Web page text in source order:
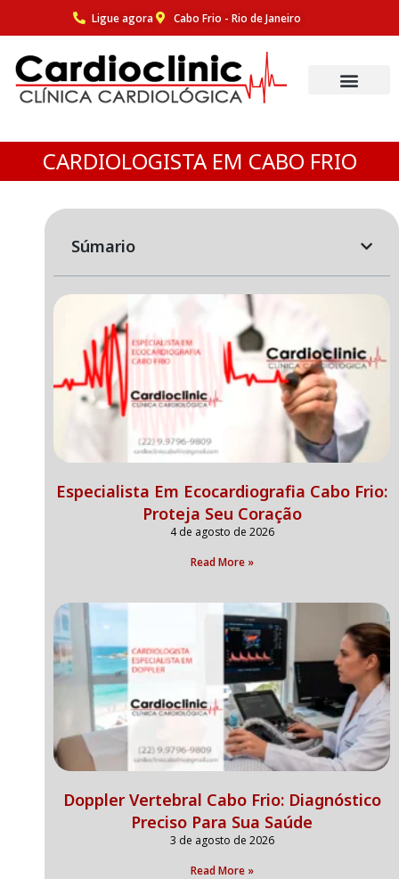
para
o
Ligue agora Cabo Frio - Rio de Janeiro
CARDIOLOGISTA EM CABO FRIO
Súmario
Especialista Em Ecocardiografia Cabo Frio:
Proteja Seu Coração
4 de agosto de 2026
Read More »
Doppler Vertebral Cabo Frio: Diagnóstico
Preciso Para Sua Saúde
3 de agosto de 2026
Read More »